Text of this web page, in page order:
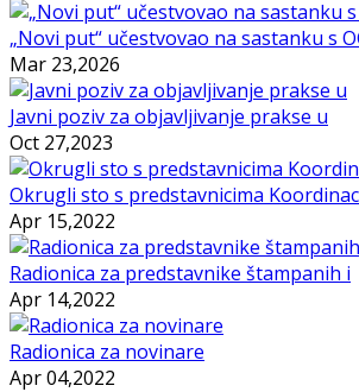
„Novi put“ učestvovao na sastanku s
Mar 23,2026
Javni poziv za objavljivanje prakse u
Oct 27,2023
Okrugli sto s predstavnicima
Apr 15,2022
Radionica za predstavnike štampanih i
Apr 14,2022
Radionica za novinare
Apr 04,2022